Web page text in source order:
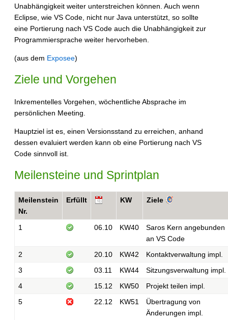
Unabhängigkeit weiter unterstreichen können. Auch wenn
Eclipse, wie VS Code, nicht nur Java unterstützt, so sollte
eine Portierung nach VS Code auch die Unabhängigkeit zur
Programmiersprache weiter hervorheben.
(aus dem Exposee)
Ziele und Vorgehen
Inkrementelles Vorgehen, wöchentliche Absprache im
persönlichen Meeting.
Hauptziel ist es, einen Versionsstand zu erreichen, anhand
dessen evaluiert werden kann ob eine Portierung nach VS
Code sinnvoll ist.
Meilensteine und Sprintplan
Meilenstein
Nr.
Erfüllt KW Ziele
1 06.10 KW40
Saros Kern angebunden
an VS Code
2
20.10 KW42
Kontaktverwaltung impl.
3
03.11 KW44
Sitzungsverwaltung impl.
4
15.12 KW50
Projekt teilen impl.
5
22.12 KW51
Übertragung von
Änderungen impl.